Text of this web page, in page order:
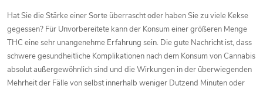
Hat Sie die Stärke einer Sorte überrascht oder haben Sie zu viele Kekse
gegessen? Für Unvorbereitete kann der Konsum einer größeren Menge
THC eine sehr unangenehme Erfahrung sein. Die gute Nachricht ist, dass
schwere gesundheitliche Komplikationen nach dem Konsum von Cannabis
absolut außergewöhnlich sind und die Wirkungen in der überwiegenden
Mehrheit der Fälle von selbst innerhalb weniger Dutzend Minuten oder